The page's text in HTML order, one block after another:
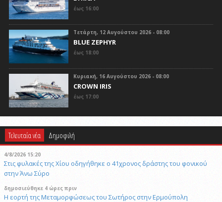
έως 16:00
Τετάρτη, 12 Αυγούστου 2026 - 08:00
BLUE ZEPHYR
έως 18:00
Κυριακή, 16 Αυγούστου 2026 - 08:00
CROWN IRIS
έως 17:00
Τελευταία νέα Δημοφιλή
4/8/2026 15:20
Στις φυλακές της Χίου οδηγήθηκε ο 41χρονος δράστης του φονικού
στην Άνω Σύρο
δημοσιεύθηκε 4 ώρες πριν
Η εορτή της Μεταμορφώσεως του Σωτήρος στην Ερμούπολη